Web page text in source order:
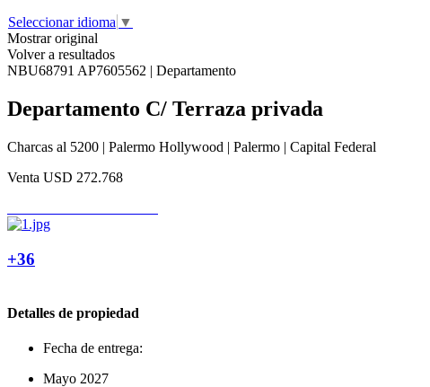
Seleccionar idioma ▼
Mostrar original
Volver a resultados
NBU68791 AP7605562 | Departamento
Departamento C/ Terraza privada
Charcas al 5200 | Palermo Hollywood | Palermo | Capital Federal
Venta USD 272.768
+36
Detalles de propiedad
Fecha de entrega:
Mayo 2027